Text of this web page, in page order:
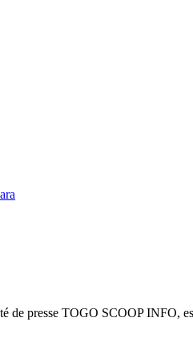
de presse TOGO SCOOP INFO,